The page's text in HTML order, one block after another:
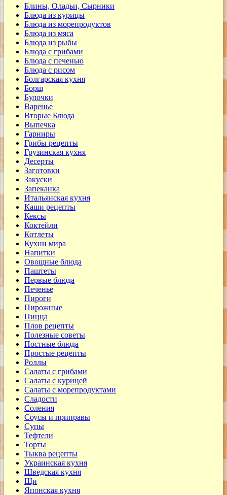
Блины, Оладьи, Сырники
Блюда из курицы
Блюда из морепродуктов
Блюда из мяса
Блюда из рыбы
Блюда с грибами
Блюда с печенью
Блюда с рисом
Болгарская кухня
Борщ
Булочки
Варенье
Вторые Блюда
Выпечка
Гарниры
Грибы рецепты
Грузинская кухня
Десерты
Заготовки
Закуски
Запеканка
Итальянская кухня
Каши рецепты
Кексы
Коктейли
Котлеты
Кухни мира
Напитки
Овощные блюда
Паштеты
Первые блюда
Печенье
Пироги
Пирожные
Пицца
Плов рецепты
Полезные советы
Постные блюда
Простые рецепты
Роллы
Салаты с грибами
Салаты с курицей
Салаты с морепродуктами
Сладости
Соления
Соусы и приправы
Супы
Тефтели
Торты
Тыква рецепты
Украинская кухня
Шведская кухня
Щи
Японская кухня